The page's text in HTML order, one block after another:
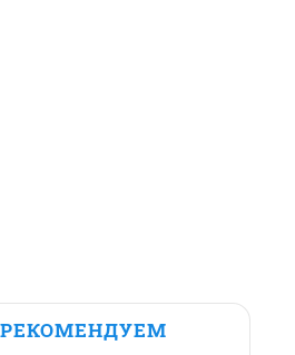
РЕКОМЕНДУЕМ